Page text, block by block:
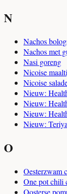
N
Nachos
Nachos met
Nasi goreng
Nicoise
Nicoise
Nieuw:
Nieuw:
Nieuw:
Nieuw:
O
Oesterzwam
One pot chili
Oosterse